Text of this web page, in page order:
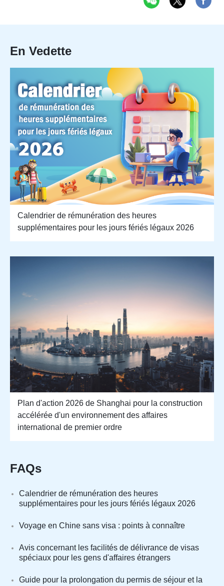
En Vedette
Calendrier de rémunération des heures
supplémentaires pour les jours fériés légaux 2026
Plan d'action 2026 de Shanghai pour la construction
accélérée d'un environnement des affaires
international de premier ordre
FAQs
Calendrier de rémunération des heures
supplémentaires pour les jours fériés légaux 2026
Voyage en Chine sans visa : points à connaître
Avis concernant les facilités de délivrance de visas
spéciaux pour les gens d'affaires étrangers
Guide pour la prolongation du permis de séjour et la